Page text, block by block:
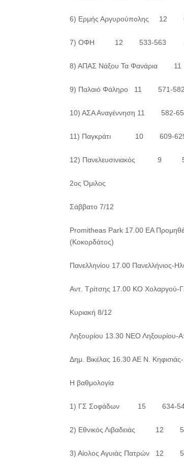
6) Ερμής Αργυρούπολης
7) ΟΦΗ 12 533-563 -
8) ΑΠΑΣ Νάξου Τα
9) Παλαιό Φάληρο 11 571-
10) ΑΣΑ Αναγέννηση 11
11) Παγκράτι 10 609-
12) Πανελευσινιακός 9
2ος Όμιλος
Σάββατο 7/12
Promitheas Park 17.00 ΕΑ
(Κοκορδάτος)
Πανελληνίου 17.00 Πανελλήνιος-
Αντ. Τρίτσης 17.00 ΚΟ Χολαργού-
Κυριακή 8/12
Ληξουρίου 13.30 ΝΕΟ Ληξουρίου-
Δημ. Βικέλας 16.30 ΑΕ Ν.
Η βαθμολογία
1) ΓΣ Σοφάδων 15 634-
2) Εθνικός Λιβαδειάς
3) Αίολος Αγυιάς Πατρών